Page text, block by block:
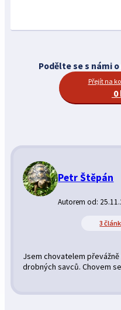
Podělte se s námi
Přejít na
Petr Štěpán
Autorem od:
3
Jsem chovatelem
drobných savců. Chovem